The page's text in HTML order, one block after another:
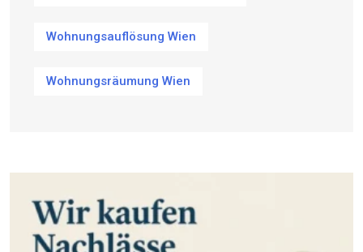
Wohnungsauflösung Wien
Wohnungsräumung Wien